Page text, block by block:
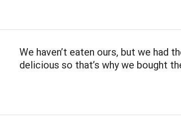
We haven’t eaten ours, but we had
delicious so that’s why we bought